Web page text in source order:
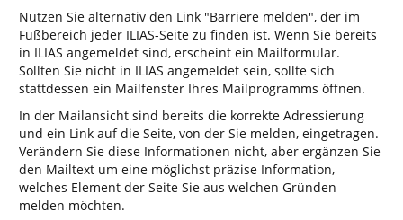
Nutzen Sie alternativ den Link "Barriere melden", der im
Fußbereich jeder ILIAS-Seite zu finden ist. Wenn Sie bereits
in ILIAS angemeldet sind, erscheint ein Mailformular.
Sollten Sie nicht in ILIAS angemeldet sein, sollte sich
stattdessen ein Mailfenster Ihres Mailprogramms öffnen.
In der Mailansicht sind bereits die korrekte Adressierung
und ein Link auf die Seite, von der Sie melden, eingetragen.
Verändern Sie diese Informationen nicht, aber ergänzen Sie
den Mailtext um eine möglichst präzise Information,
welches Element der Seite Sie aus welchen Gründen
melden möchten.